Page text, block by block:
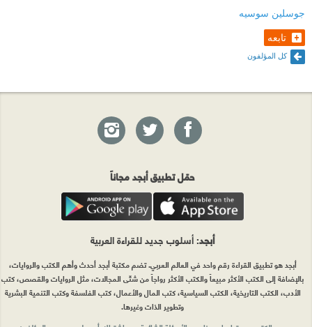
جوسلين سوسيه
تابعه
كل المؤلفون
حمّل تطبيق أبجد مجاناً
أبجد: أسلوب جديد للقراءة العربية
أبجد هو تطبيق القراءة رقم واحد في العالم العربي. تضم مكتبة أبجد أحدث وأهم الكتب والروايات،
بالإضافة إلى الكتب الأكثر مبيعاً والكتب الأكثر رواجاً من شتّى المجالات، مثل الروايات والقصص، كتب
الأدب، الكتب التاريخية، الكتب السياسية، كتب المال والأعمال، كتب الفلسفة وكتب التنمية البشرية
وتطوير الذات وغيرها.